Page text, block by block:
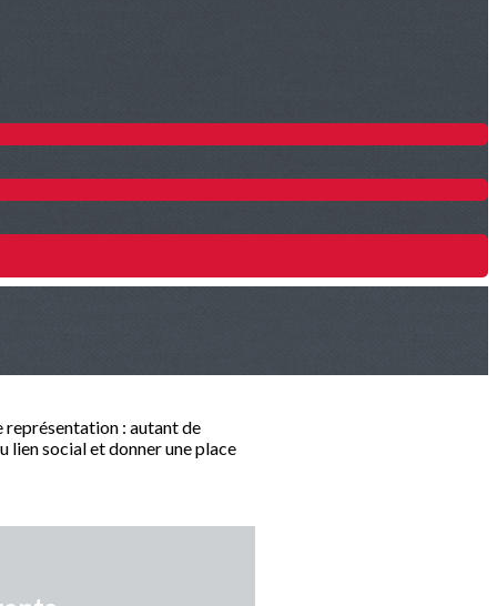
représentation : autant de
lien social et donner une place